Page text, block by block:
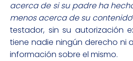
acerca de si su padre ha
menos acerca de su contenido
testador, sin su autorización
tiene nadie ningún derecho ni
información sobre el mismo.